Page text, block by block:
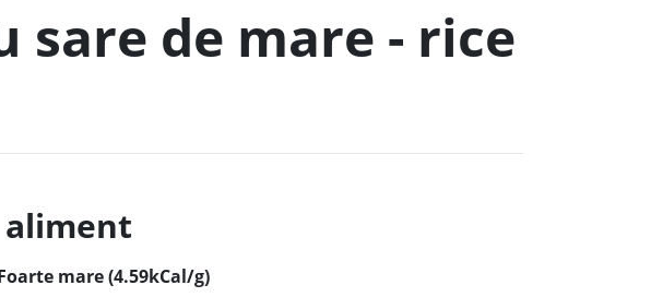
sare de mare - rice
mare (4.59kCal/g)